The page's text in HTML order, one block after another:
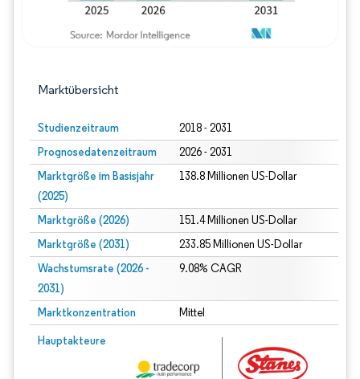
Marktübersicht
Studienzeitraum 2018 - 2031
Prognosedatenzeitraum 2026 - 2031
Marktgröße im Basisjahr
(2025)
138.8 Millionen US-Dollar
Marktgröße (2026) 151.4 Millionen US-Dollar
Marktgröße (2031) 233.85 Millionen US-Dollar
Wachstumsrate (2026 -
2031)
9.08% CAGR
Marktkonzentration Mittel
Hauptakteure
Bild © Mordor Intelligence. Wiederverwendung erfordert Namensnennung